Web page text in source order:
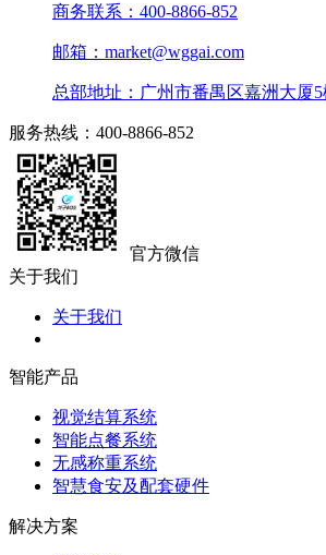
商务联系：400-8866-852
邮箱：market@wggai.com
总部地址：广州市番禺区嘉洲大厦5
服务热线：400-8866-852
官方微信
关于我们
关于我们
智能产品
视觉结算系统
智能点餐系统
无感称重系统
智慧食安及配套硬件
解决方案